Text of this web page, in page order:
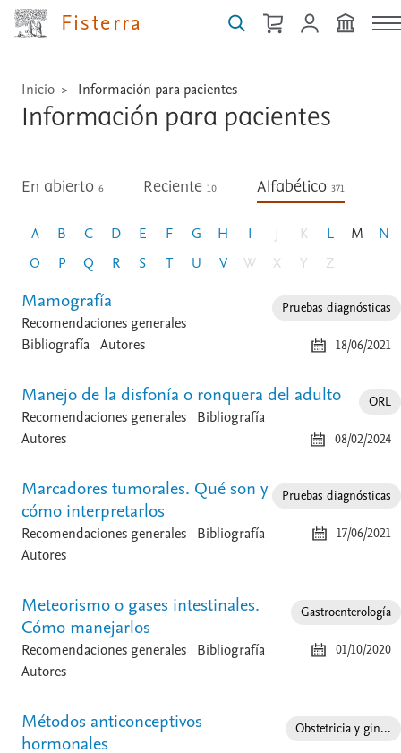
Fisterra
...
Inicio Información para pacientes
Información para pacientes
En abierto 6 Reciente10 Alfabético 371
A B C D E F G H I J K L M
N
O
P Q R S T U V W X Y Z
Pruebas diagnósticas
18/06/2021
Mamografía
Recomendaciones generales
Bibliografía Autores
ORL
08/02/2024
Manejo de la disfonía o ronquera del adulto
Recomendaciones generales Bibliografía
Autores
Pruebas diagnósticas
17/06/2021
Marcadores tumorales. Qué son y
cómo interpretarlos
Recomendaciones generales Bibliografía
Autores
Gastroenterología
01/10/2020
Meteorismo o gases intestinales.
Cómo manejarlos
Recomendaciones generales Bibliografía
Autores
Obstetricia y gin...
Métodos anticonceptivos
hormonales